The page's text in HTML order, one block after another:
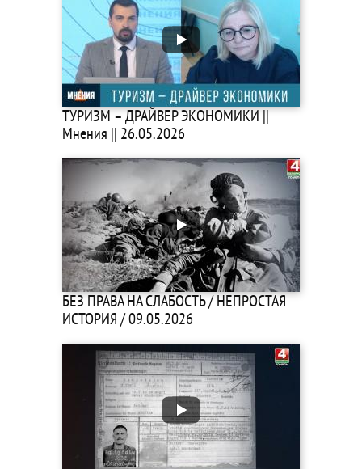
ТУРИЗМ – ДРАЙВЕР ЭКОНОМИКИ ||
Мнения || 26.05.2026
БЕЗ ПРАВА НА СЛАБОСТЬ / НЕПРОСТАЯ
ИСТОРИЯ / 09.05.2026